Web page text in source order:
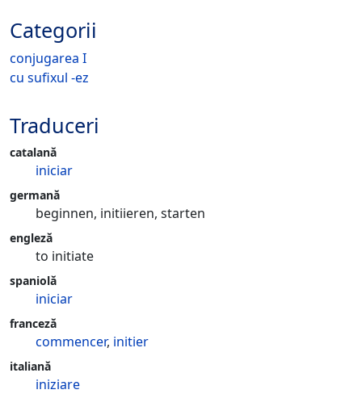
Categorii
conjugarea I
cu sufixul -ez
Traduceri
catalană
iniciar
germană
beginnen, initiieren, starten
engleză
to initiate
spaniolă
iniciar
franceză
commencer, initier
italiană
iniziare